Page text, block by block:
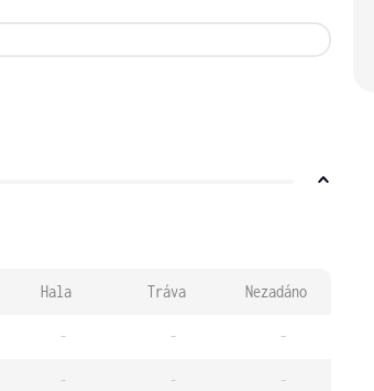
Hala Tráva Nezadáno
- - -
- - -